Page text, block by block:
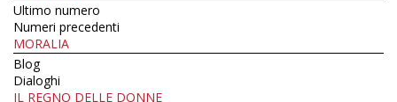
Ultimo numero
Numeri precedenti
MORALIA
Blog
Dialoghi
IL REGNO DELLE DONNE